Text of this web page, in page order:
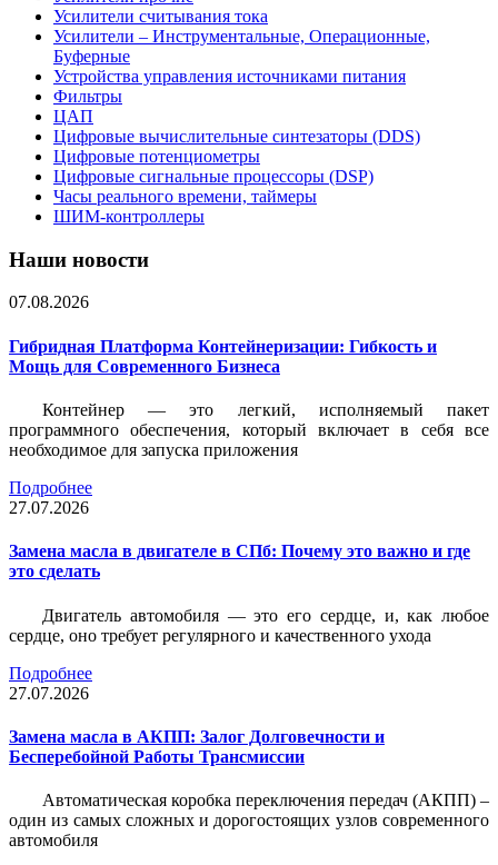
Усилители считывания тока
Усилители – Инструментальные, Операционные,
Буферные
Устройства управления источниками питания
Фильтры
ЦАП
Цифровые вычислительные синтезаторы (DDS)
Цифровые потенциометры
Цифровые сигнальные процессоры (DSP)
Часы реального времени, таймеры
ШИМ-контроллеры
Наши новости
07.08.2026
Гибридная Платформа Контейнеризации: Гибкость и
Мощь для Современного Бизнеса
Контейнер — это легкий, исполняемый пакет
программного обеспечения, который включает в себя все
необходимое для запуска приложения
Подробнее
27.07.2026
Замена масла в двигателе в СПб: Почему это важно и где
это сделать
Двигатель автомобиля — это его сердце, и, как любое
сердце, оно требует регулярного и качественного ухода
Подробнее
27.07.2026
Замена масла в АКПП: Залог Долговечности и
Бесперебойной Работы Трансмиссии
Автоматическая коробка переключения передач (АКПП) –
один из самых сложных и дорогостоящих узлов современного
автомобиля